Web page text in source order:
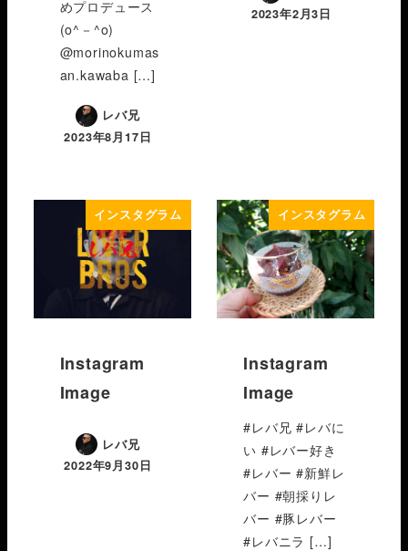
めプロデュース
(o^－^o)
@morinokumas
an.kawaba […]
レバ兄
2023年8月17日
2023年2月3日
インスタグラム
Instagram
Image
レバ兄
2022年9月30日
インスタグラム
Instagram
Image
#レバ兄 #レバに
い #レバー好き
#レバー #新鮮レ
バー #朝採りレ
バー #豚レバー
#レバニラ […]